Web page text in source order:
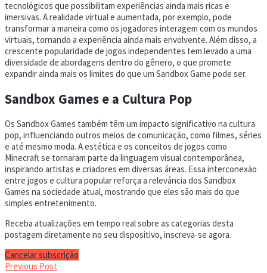
tecnológicos que possibilitam experiências ainda mais ricas e
imersivas. A realidade virtual e aumentada, por exemplo, pode
transformar a maneira como os jogadores interagem com os mundos
virtuais, tornando a experiência ainda mais envolvente. Além disso, a
crescente popularidade de jogos independentes tem levado a uma
diversidade de abordagens dentro do gênero, o que promete
expandir ainda mais os limites do que um Sandbox Game pode ser.
Sandbox Games e a Cultura Pop
Os Sandbox Games também têm um impacto significativo na cultura
pop, influenciando outros meios de comunicação, como filmes, séries
e até mesmo moda. A estética e os conceitos de jogos como
Minecraft se tornaram parte da linguagem visual contemporânea,
inspirando artistas e criadores em diversas áreas. Essa interconexão
entre jogos e cultura popular reforça a relevância dos Sandbox
Games na sociedade atual, mostrando que eles são mais do que
simples entretenimento.
Receba atualizações em tempo real sobre as categorias desta
postagem diretamente no seu dispositivo, inscreva-se agora.
Cancelar subscrição
Previous Post